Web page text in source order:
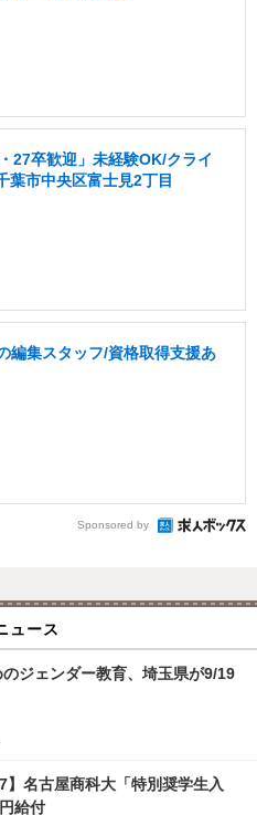
27卒歓迎」未経験OK/クライ
葉市中央区富士見2丁目
編集スタッフ/資格取得支援あ
Sponsored by
ュース
ジェンダー教育、埼玉県が9/19
】名古屋商科大「特別奨学生入
給付